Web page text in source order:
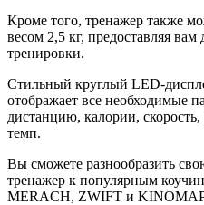
Кроме того, тренажер также
весом 2,5 кг, предоставляя
тренировки.
Стильный круглый LED-
отображает все необходимые
дистанцию, калории,
темп.
Вы сможете разнообразить
тренажер к популярным
MERACH, ZWIFT и KINOMAP